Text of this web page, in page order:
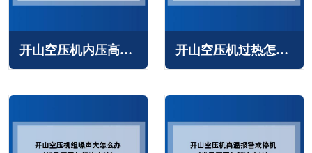
开山空压机内压高怎么回事(常见原因与解决办法) 开山空压机过热怎么回事(主要原因与解决办法)